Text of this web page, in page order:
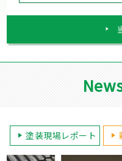
塗装現場レポート